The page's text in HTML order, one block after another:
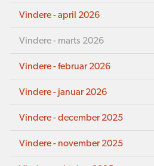
Vindere - april 2026
Vindere - marts 2026
Vindere - februar 2026
Vindere - januar 2026
Vindere - december 2025
Vindere - november 2025